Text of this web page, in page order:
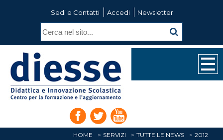
Sedi e Contatti Accedi Newsletter
HOME SERVIZI TUTTE LE NEWS
2012